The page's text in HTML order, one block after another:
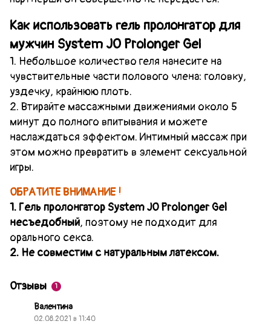
Как использоватьгель пролонгатор для
мужчин System JO Prolonger Gel
1. Небольшое количество геля нанесите на
чувствительные части полового члена: головку,
уздечку, крайнюю плоть.
2. Втирайте массажными движениями около 5
минут до полного впитывания и можете
наслаждаться эффектом. Интимный массаж при
этом можно превратить в элемент сексуальной
игры.
ОБРАТИТЕ ВНИМАНИЕ !
1. Гель пролонгатор System JOProlonger Gel
несъедобный, поэтому не подходит для
орального секса.
2. Не совместим с натуральным латексом.
Отзывы 1
Валентина
02.08.2021 в 11:40